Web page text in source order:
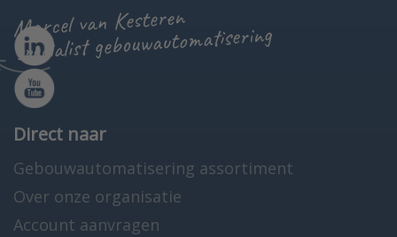
Marcel van Kesteren
specialist gebouwautomatisering
Direct naar
Gebouwautomatisering assortiment
Over onze organisatie
Account aanvragen